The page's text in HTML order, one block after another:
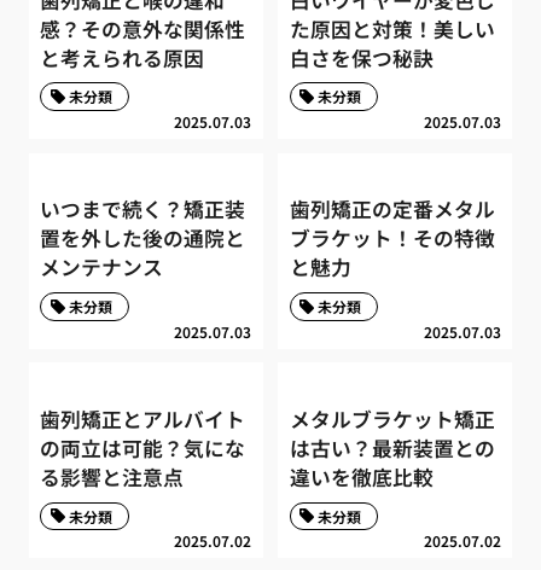
感？その意外な関係性
と考えられる原因
2025.07.03
未分類
た原因と対策！美しい
白さを保つ秘訣
2025.07.03
未分類
いつまで続く？矯正装
置を外した後の通院と
メンテナンス
2025.07.03
未分類
歯列矯正の定番メタル
ブラケット！その特徴
と魅力
2025.07.03
未分類
歯列矯正とアルバイト
の両立は可能？気にな
る影響と注意点
2025.07.02
未分類
メタルブラケット矯正
は古い？最新装置との
違いを徹底比較
2025.07.02
未分類